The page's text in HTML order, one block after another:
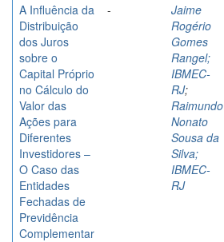
A Influência da
Distribuição
dos Juros
sobre o
Capital Próprio
no Cálculo do
Valor das
Ações para
Diferentes
Investidores –
O Caso das
Entidades
Fechadas de
Previdência
Complementar
-
Jaime
Rogério
Gomes
Rangel;
IBMEC-
RJ;
Raimundo
Nonato
Sousa da
Silva;
IBMEC-
RJ